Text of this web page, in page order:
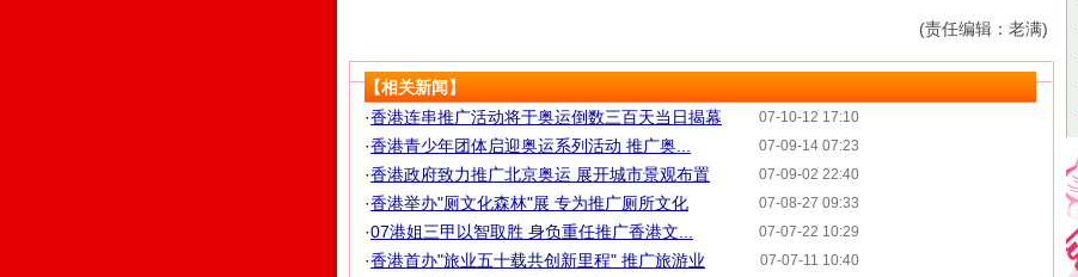
(责任编辑：老满)
【相关新闻】
07-10-12 17:10
·香港连串推广活动将于奥运倒数三百天当日揭幕
07-09-14 07:23
·香港青少年团体启迎奥运系列活动 推广奥...
07-09-02 22:40
·香港政府致力推广北京奥运 展开城市景观布置
07-08-27 09:33
·香港举办"厕文化森林"展 专为推广厕所文化
07-07-22 10:29
·07港姐三甲以智取胜 身负重任推广香港文...
07-07-11 10:40
·香港首办"旅业五十载共创新里程" 推广旅游业